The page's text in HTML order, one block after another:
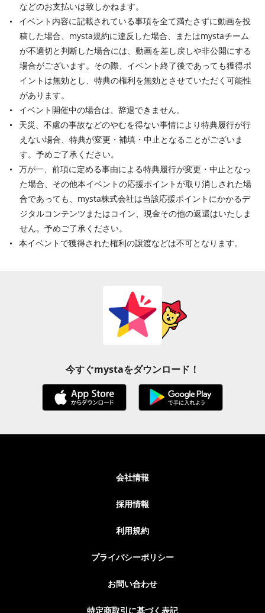
などのお支払いは致しかねます。
イベント内容に記載されている事項を全て満たさずに動画を投
稿した場合、mysta規約に違反した場合、またはmystaチーム
が不適切と判断した場合には、動画を差し戻しや非公開にする
場合がございます。その際、イベント終了後であっても獲得ポ
イントは無効とし、特典の権利を無効とさせていただく可能性
があります。
イベント開催中の場合は、辞退できません。
天災、不慮の事故などのやむを得ない事情により特典履行が行
えない場合、特典が変更・補填・中止となることがございま
す。予めご了承ください。
万が一、前項に定める事由による特典履行が変更・中止となっ
た場合、その他本イベントの応援ポイントが取り消しされた場
合であっても、mysta株式会社は当該応援ポイントにかかるデ
ジタルコンテンツまたはコイン、現金その他の返還はいたしま
せん。予めご了承ください。
本イベントで獲得された権利の譲渡などは不可となります。
今すぐmystaをダウンロード！
会社情報
採用情報
利用規約
プライバシーポリシー
お問い合わせ
特定商取引に基づく表記